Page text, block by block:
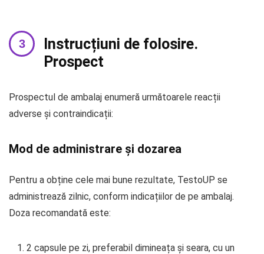
Instrucțiuni de folosire.
Prospect
Prospectul de ambalaj enumeră următoarele reacții
adverse și contraindicații:
Mod de administrare și dozarea
Pentru a obține cele mai bune rezultate, TestoUP se
administrează zilnic, conform indicațiilor de pe ambalaj.
Doza recomandată este:
2 capsule pe zi, preferabil dimineața și seara, cu un